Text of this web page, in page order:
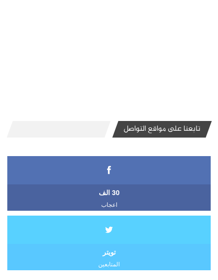
تابعنا على مواقع التواصل
30 الف
اعجاب
تويتر
المتابعين